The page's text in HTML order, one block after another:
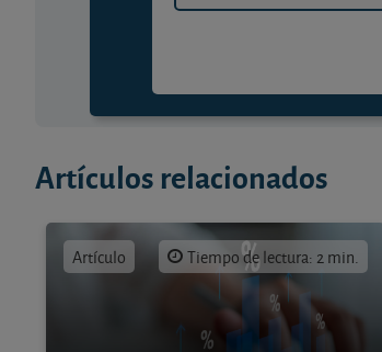
Artículos relacionados
Artículo Tiempo de lectura: 2 min.